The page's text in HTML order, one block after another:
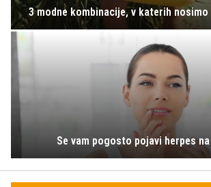
3 modne kombinacije, v katerih
Se vam pogosto pojavi herpes